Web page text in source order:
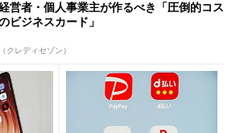
営者・個人事業主が作るべき「圧倒的コス
ビジネスカード」
クレディセゾン）